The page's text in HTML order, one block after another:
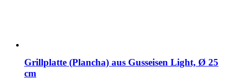
Grillplatte (Plancha) aus Gusseisen Light, Ø 25
cm